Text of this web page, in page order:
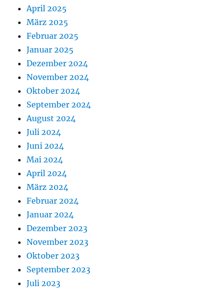
April 2025
März 2025
Februar 2025
Januar 2025
Dezember 2024
November 2024
Oktober 2024
September 2024
August 2024
Juli 2024
Juni 2024
Mai 2024
April 2024
März 2024
Februar 2024
Januar 2024
Dezember 2023
November 2023
Oktober 2023
September 2023
Juli 2023